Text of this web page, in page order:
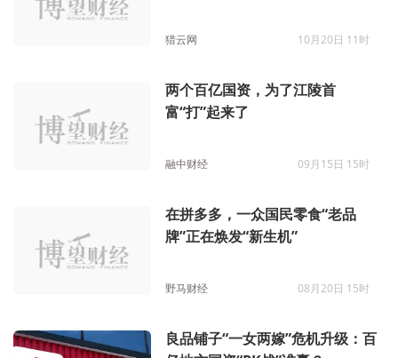
猎云网 10月20日 11时
两个百亿国资，为了江陵首
富“打”起来了
融中财经 09月15日 15时
在拼多多，一众国民零食“老品
牌”正在焕发“新生机”
野马财经 08月20日 15时
良品铺子“一女两嫁”危机升级：百